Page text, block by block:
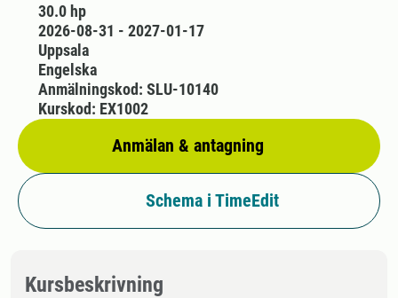
30.0 hp
2026-08-31 - 2027-01-17
Uppsala
Engelska
Anmälan & antagning
Anmälningskod: SLU-10140
Kurskod: EX1002
Schema i TimeEdit
Kursbeskrivning